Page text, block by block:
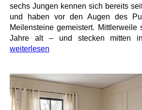
sechs Jungen kennen sich bereits
und haben vor den Augen des
Meilensteine gemeistert.
Jahre alt – und stecken mitten
weiterlesen